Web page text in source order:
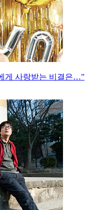
게 사랑받는 비결은…”